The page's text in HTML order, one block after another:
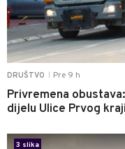
DRUŠTVO Pre 9 h
Privremena
dijelu Ulice Prvog
3 slika